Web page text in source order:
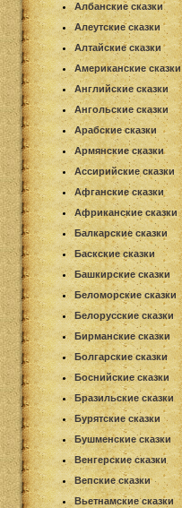
Албанские сказки
Алеутские сказки
Алтайские сказки
Американские сказки
Английские сказки
Ангольские сказки
Арабские сказки
Армянские сказки
Ассирийские сказки
Афганские сказки
Африканские сказки
Балкарские сказки
Баскские сказки
Башкирские сказки
Беломорские сказки
Белорусские сказки
Бирманские сказки
Болгарские сказки
Боснийские сказки
Бразильские сказки
Бурятские сказки
Бушменские сказки
Венгерские сказки
Вепские сказки
Вьетнамские сказки